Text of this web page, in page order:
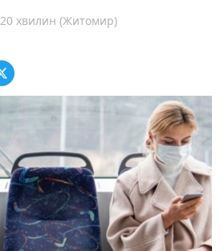
20 хвилин (Житомир)